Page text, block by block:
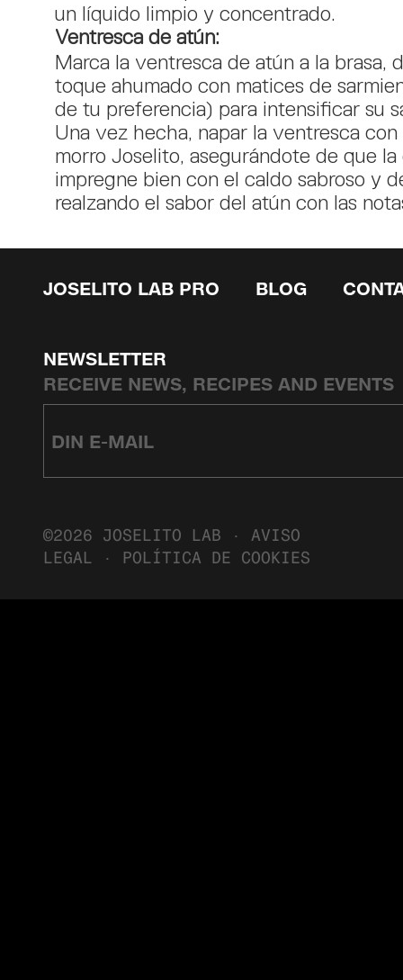
un líquido limpio y concentrado.
Ventresca de atún:
Marca la ventresca de atún a la brasa,
toque ahumado con matices de
de tu preferencia) para intensificar su
Una vez hecha, napar la ventresca
morro Joselito, asegurándote de que la
impregne bien con el caldo sabroso y
realzando el sabor del atún con las
JOSELITO LAB PRO BLOG
NEWSLETTER
RECEIVE NEWS, RECIPES AND EVENTS
©2026 JOSELITO LAB · AVISO
LEGAL · POLÍTICA DE COOKIES